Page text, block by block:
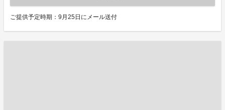
ご提供予定時期：9月25日にメール送付